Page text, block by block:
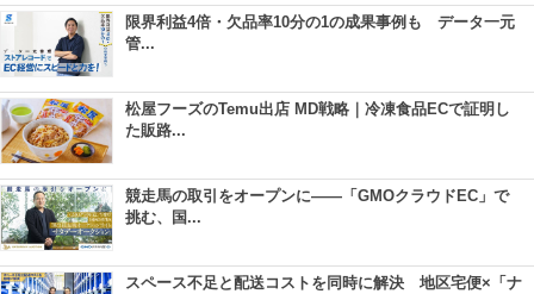
限界利益4倍・欠品率10分の1の成果事例も データ一元
管...
松屋フーズのTemu出店 MD戦略｜冷凍食品ECで証明し
た販路...
競走馬の取引をオープンに――「GMOクラウドEC」で
挑む、国...
スペース不足と配送コストを同時に解決 地区宅便×「ナ